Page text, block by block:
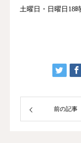
土曜日・日曜日18
前の記事